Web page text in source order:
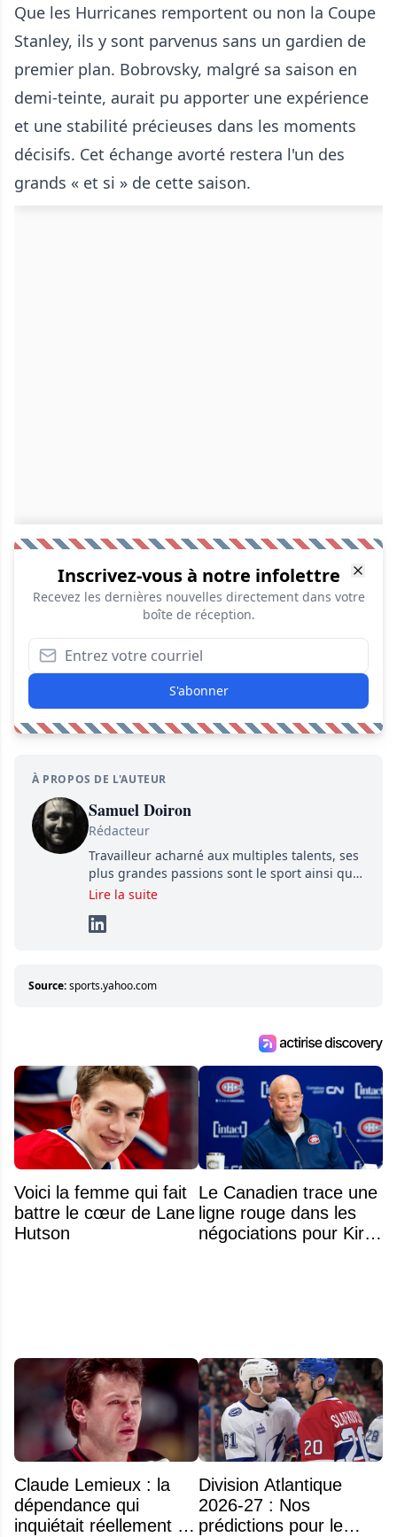
Que les Hurricanes remportent ou non la Coupe
Stanley, ils y sont parvenus sans un gardien de
premier plan. Bobrovsky, malgré sa saison en
demi-teinte, aurait pu apporter une expérience
et une stabilité précieuses dans les moments
décisifs. Cet échange avorté restera l'un des
grands « et si » de cette saison.
Inscrivez-vous à notre infolettre
Recevez les dernières nouvelles directement dans votre
boîte de réception.
S'abonner
À PROPOS DE L'AUTEUR
Samuel Doiron
Rédacteur
Travailleur acharné aux multiples talents, ses
plus grandes passions sont le sport ainsi que
le showbizz de la belle province et ailleurs. Il
détermination pour parvenir à se démarquer.
Lire la suite
Source:sports.yahoo.com
Voici la femme qui fait
battre le cœur de Lane
Hutson
Le Canadien trace une
ligne rouge dans les
négociations pour Kirill
Claude Lemieux : la
dépendance qui
inquiétait réellement sa
Division Atlantique
2026-27 : Nos
prédictions pour le